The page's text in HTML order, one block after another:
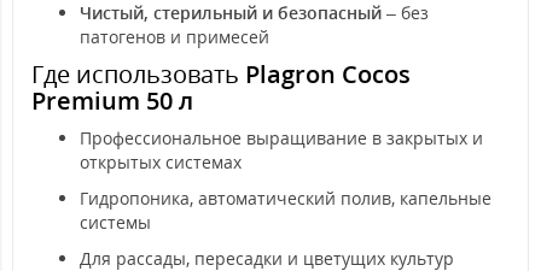
Чистый, стерильный и безопасный – без
патогенов и примесей
Где использовать Plagron Cocos
Premium 50 л
Профессиональное выращивание в закрытых и
открытых системах
Гидропоника, автоматический полив, капельные
системы
Для рассады, пересадки и цветущих культур